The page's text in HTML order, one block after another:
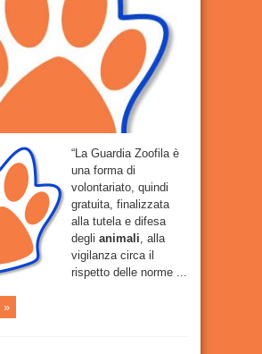
animali
Bracciano
arriva
Laboratorio
Verde
“La Guardia Zoofila è
una forma di
volontariato, quindi
gratuita, finalizzata
alla tutela e difesa
degli animali, alla
vigilanza circa il
rispetto delle norme ...
»